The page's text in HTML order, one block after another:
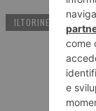
ILTORINESE